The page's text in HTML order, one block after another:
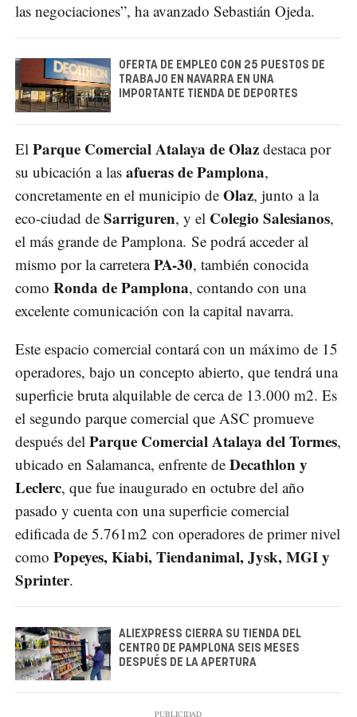
las negociaciones”, ha avanzado Sebastián Ojeda.
OFERTA DE EMPLEO CON 25 PUESTOS DE
TRABAJO EN NAVARRA EN UNA
IMPORTANTE TIENDA DE DEPORTES
El Parque Comercial Atalaya de Olaz destaca por
su ubicación a las afueras de Pamplona,
concretamente en el municipio de Olaz, junto a la
eco-ciudad de Sarriguren, y el Colegio Salesianos,
el más grande de Pamplona. Se podrá acceder al
mismo por la carreteraPA-30, también conocida
como Ronda de Pamplona, contando con una
excelente comunicación con la capital navarra.
Este espacio comercial contará con un máximo de 15
operadores, bajo un concepto abierto, que tendrá una
superficie bruta alquilable de cerca de 13.000 m2. Es
el segundo parque comercial que ASC promueve
después del Parque Comercial Atalaya del Tormes,
ubicado en Salamanca, enfrente de Decathlon y
Leclerc, que fue inaugurado en octubre del año
pasado y cuenta con una superficie comercial
edificada de 5.761m2 con operadores de primer nivel
como Popeyes, Kiabi, Tiendanimal, Jysk, MGI y
Sprinter.
ALIEXPRESS CIERRA SU TIENDA DEL
CENTRO DE PAMPLONA SEIS MESES
DESPUÉS DE LA APERTURA